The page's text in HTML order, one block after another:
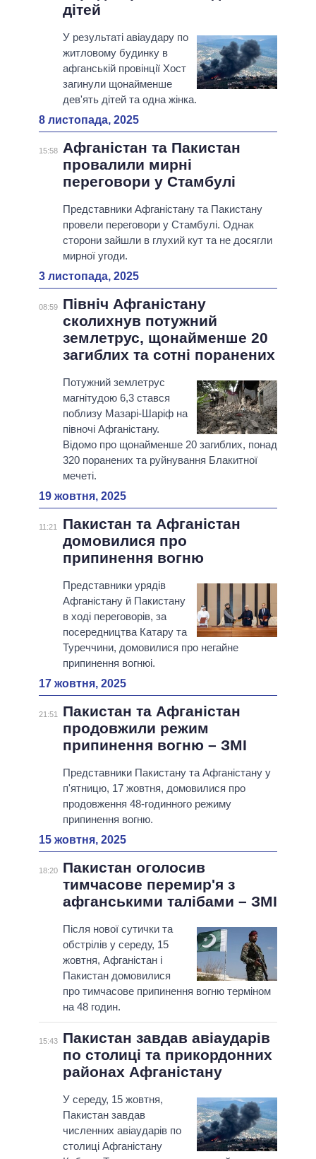
дітей
У результаті авіаудару по
житловому будинку в
афганській провінції Хост
загинули щонайменше
дев'ять дітей та одна жінка.
8 листопада, 2025
15:58
Афганістан та Пакистан
провалили мирні
переговори у Стамбулі
Представники Афганістану та Пакистану
провели переговори у Стамбулі. Однак
сторони зайшли в глухий кут та не досягли
мирної угоди.
3 листопада, 2025
08:59
Північ Афганістану
сколихнув потужний
землетрус, щонайменше 20
загиблих та сотні поранених
Потужний землетрус
магнітудою 6,3 стався
поблизу Мазарі-Шаріф на
півночі Афганістану.
Відомо про щонайменше 20 загиблих, понад
320 поранених та руйнування Блакитної
мечеті.
19 жовтня, 2025
11:21
Пакистан та Афганістан
домовилися про
припинення вогню
Представники урядів
Афганістану й Пакистану
в ході переговорів, за
посередництва Катару та
Туреччини, домовилися про негайне
припинення вогнюі.
17 жовтня, 2025
21:51
Пакистан та Афганістан
продовжили режим
припинення вогню – ЗМІ
Представники Пакистану та Афганістану у
п'ятницю, 17 жовтня, домовилися про
продовження 48-годинного режиму
припинення вогню.
15 жовтня, 2025
18:20
Пакистан оголосив
тимчасове перемир'я з
афганськими талібами – ЗМІ
Після нової сутички та
обстрілів у середу, 15
жовтня, Афганістан і
Пакистан домовилися
про тимчасове припинення вогню терміном
на 48 годин.
15:43
Пакистан завдав авіаударів
по столиці та прикордонних
районах Афганістану
У середу, 15 жовтня,
Пакистан завдав
численних авіаударів по
столиці Афганістану